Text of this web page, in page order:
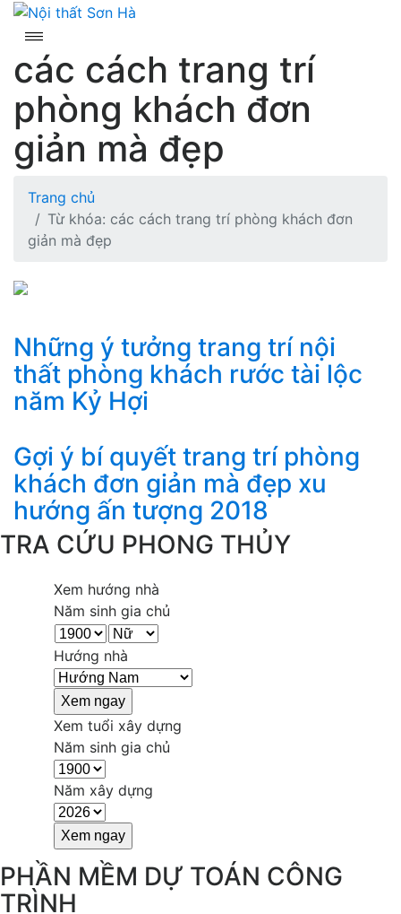
Skip
content
các cách trang trí
phòng khách đơn
giản mà đẹp
Trang chủ
Từ khóa: các cách trang trí phòng khách đơn
giản mà đẹp
Những ý tưởng trang trí nội
thất phòng khách rước tài lộc
năm Kỷ Hợi
Gợi ý bí quyết trang trí phòng
khách đơn giản mà đẹp xu
hướng ấn tượng 2018
TRA CỨU PHONG THỦY
Xem hướng nhà
Năm sinh gia chủ
Hướng nhà
Xem tuổi xây dựng
Năm sinh gia chủ
Năm xây dựng
PHẦN MỀM DỰ TOÁN CÔNG
TRÌNH